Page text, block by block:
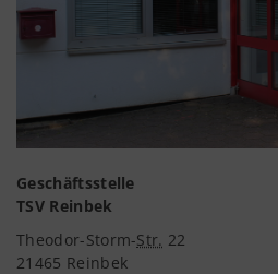
Geschäftsstelle
TSV Reinbek
Theodor-Storm-Str. 22
21465 Reinbek